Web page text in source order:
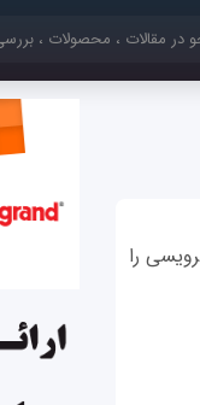
خود را وارد کنید
را